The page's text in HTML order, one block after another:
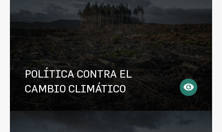
POLÍTICA CONTRA EL
CAMBIO CLIMÁTICO